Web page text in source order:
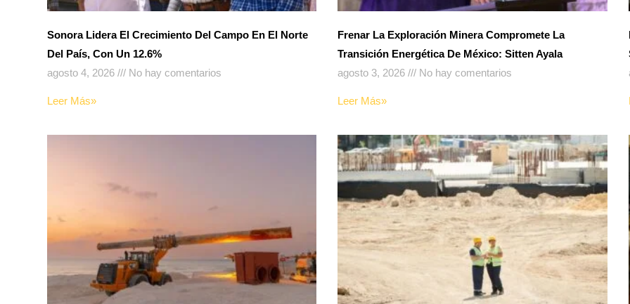
Sonora Lidera El Crecimiento Del Campo En El Norte
Del País, Con Un 12.6%
agosto 4, 2026
No hay comentarios
Leer Más»
Frenar La Exploración Minera Compromete La
Transición Energética De México: Sitten Ayala
agosto 3, 2026
No hay comentarios
Leer Más»